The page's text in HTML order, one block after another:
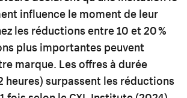
influence le moment de leur
les réductions entre 10 et 20 %
plus importantes peuvent
marque. Les offres à durée
heures) surpassent les réductions